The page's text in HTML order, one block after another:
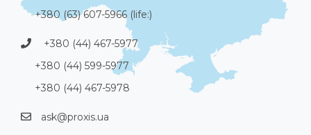
+380 (63) 607-5966 (life:)
+380 (44) 467-5977
+380 (44) 599-5977
+380 (44) 467-5978
ask@proxis.ua